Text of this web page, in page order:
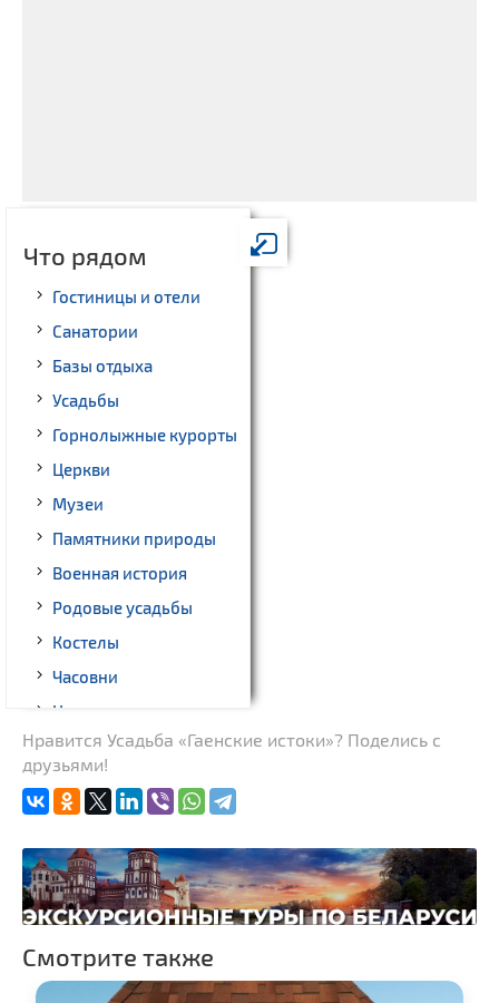
Что рядом
Гостиницы и отели
Санатории
Базы отдыха
Усадьбы
Горнолыжные курорты
Церкви
Музеи
Памятники природы
Военная история
Родовые усадьбы
Костелы
Часовни
Национальные парки и
Спортивные
Нравится Усадьба «Гаенские истоки»? Поделись с
друзьями!
Смотрите также